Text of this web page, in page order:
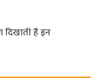
हैं इन